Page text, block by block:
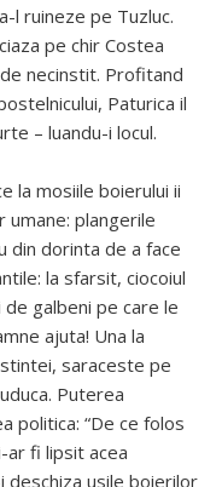
l ruineze pe Tuzluc.
pe chir Costea
necinstit. Profitand
Paturica il
– luandu-i locul.
la mosiile boierului ii
umane: plangerile
din dorinta de a face
la sfarsit, ciocoiul
de galbeni pe care le
ajuta! Una la
saraceste pe
Puterea
politica: “De ce folos
ar fi lipsit acea
deschiza usile boierilor